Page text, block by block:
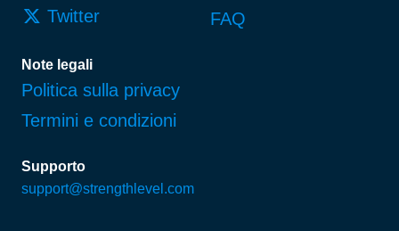
Twitter
FAQ
Note legali
Politica sulla privacy
Termini e condizioni
Supporto
support@strengthlevel.com